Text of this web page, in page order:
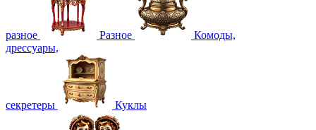
разное Разное
Комоды,
дрессуары,
секретеры Куклы